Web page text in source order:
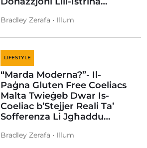
Bradley Zerafa • Illum
LIFESTYLE
“Marda Moderna?”- Il-
Paġna Gluten Free Coeliacs
Malta Twieġeb Dwar Is-
Coeliac b’Stejjer Reali Ta’
Sofferenza Li Jgħaddu…
Bradley Zerafa • Illum